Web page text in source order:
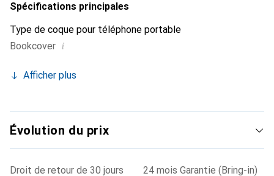
Spécifications principales
Type de coque pour téléphone portable
Bookcover i
Afficher plus
Évolution du prix
Droit de retour de 30 jours
24 mois Garantie (Bring-in)